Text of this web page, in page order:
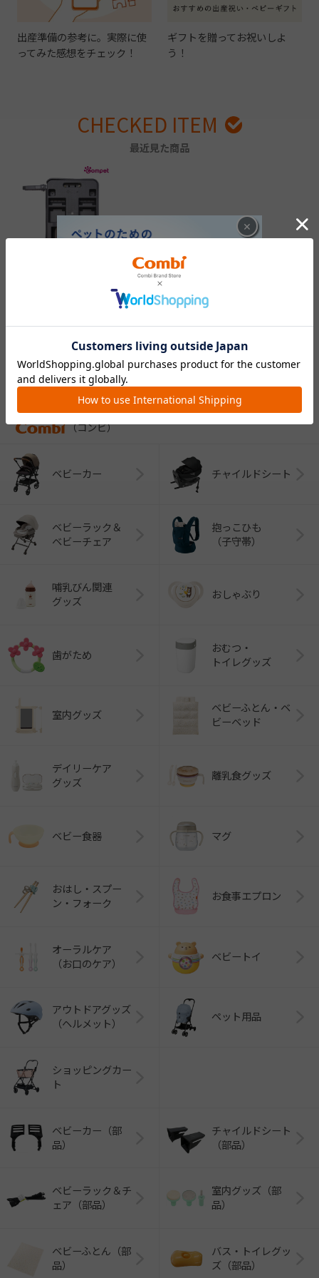
出産準備の参考に。実際に使
ってみた感想をチェック！
ギフトを贈ってお祝いしよ
う！
CHECKED ITEM
最近見た商品
CATEGORY
カテゴリー
（コンビ）
ベビーカー チャイルドシート
ベビーラック＆
ベビーチェア
抱っこひも
（子守帯）
哺乳びん関連
グッズ
おしゃぶり
歯がため
おむつ・
トイレグッズ
室内グッズ
ベビーふとん・ベ
ビーベッド
デイリーケア
グッズ
離乳食グッズ
ベビー食器 マグ
おはし・スプー
ン・フォーク
お食事エプロン
オーラルケア
（お口のケア）
ベビートイ
アウトドアグッズ
（ヘルメット）
ペット用品
ショッピングカー
ト
ベビーカー（部
品）
チャイルドシート
（部品）
ベビーラック＆チ
ェア（部品）
室内グッズ（部
品）
ベビーふとん（部
品）
バス・トイレグッ
ズ（部品）
×